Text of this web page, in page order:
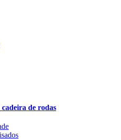
cadeira de rodas